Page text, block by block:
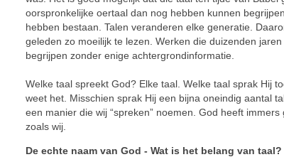
oorspronkelijke oertaal dan nog hebben kunnen
hebben bestaan. Talen veranderen elke generatie.
geleden zo moeilijk te lezen. Werken die duizenden
begrijpen zonder enige achtergrondinformatie.
Welke taal spreekt God? Elke taal. Welke taal sprak Hij
weet het. Misschien sprak Hij een bijna oneindig aantal
een manier die wij “spreken” noemen. God heeft
zoals wij.
De echte naam van God - Wat is het belang van taal?